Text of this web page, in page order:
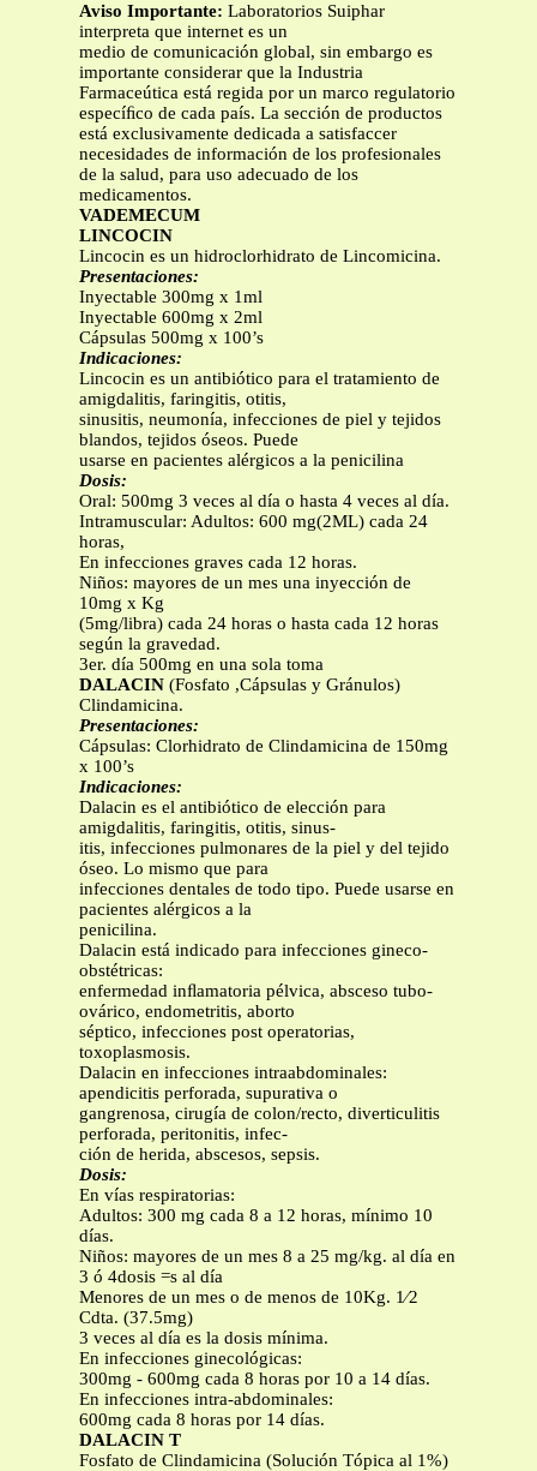
Aviso Importante: Laboratorios Suiphar
interpreta que internet es un
medio de comunicación global, sin embargo es
importante considerar que la Industria
Farmaceútica está regida por un marco regulatorio
especíﬁco de cada país. La sección de productos
está exclusivamente dedicada a satisfaccer
necesidades de información de los profesionales
de la salud, para uso adecuado de los
medicamentos.
VADEMECUM
LINCOCIN
Lincocin es un hidroclorhidrato de Lincomicina.
Presentaciones:
Inyectable 300mg x 1ml
Inyectable 600mg x 2ml
Cápsulas 500mg x 100’s
Indicaciones:
Lincocin es un antibiótico para el tratamiento de
amigdalitis, faringitis, otitis,
sinusitis, neumonía, infecciones de piel y tejidos
blandos, tejidos óseos. Puede
usarse en pacientes alérgicos a la penicilina
Dosis:
Oral: 500mg 3 veces al día o hasta 4 veces al día.
Intramuscular: Adultos: 600 mg(2ML) cada 24
horas,
En infecciones graves cada 12 horas.
Niños: mayores de un mes una inyección de
10mg x Kg
(5mg/libra) cada 24 horas o hasta cada 12 horas
según la gravedad.
3er. día 500mg en una sola toma
DALACIN (Fosfato ,Cápsulas y Gránulos)
Clindamicina.
Presentaciones:
Cápsulas: Clorhidrato de Clindamicina de 150mg
x 100’s
Indicaciones:
Dalacin es el antibiótico de elección para
amigdalitis, faringitis, otitis, sinus-
itis, infecciones pulmonares de la piel y del tejido
óseo. Lo mismo que para
infecciones dentales de todo tipo. Puede usarse en
pacientes alérgicos a la
penicilina.
Dalacin está indicado para infecciones gineco-
obstétricas:
enfermedad inﬂamatoria pélvica, absceso tubo-
ovárico, endometritis, aborto
séptico, infecciones post operatorias,
toxoplasmosis.
Dalacin en infecciones intraabdominales:
apendicitis perforada, supurativa o
gangrenosa, cirugía de colon/recto, diverticulitis
perforada, peritonitis, infec-
ción de herida, abscesos, sepsis.
Dosis:
En vías respiratorias:
Adultos: 300 mg cada 8 a 12 horas, mínimo 10
días.
Niños: mayores de un mes 8 a 25 mg/kg. al día en
3 ó 4dosis =s al día
Menores de un mes o de menos de 10Kg. 1⁄2
Cdta. (37.5mg)
3 veces al día es la dosis mínima.
En infecciones ginecológicas:
300mg - 600mg cada 8 horas por 10 a 14 días.
En infecciones intra-abdominales:
600mg cada 8 horas por 14 días.
DALACIN T
Fosfato de Clindamicina (Solución Tópica al 1%)